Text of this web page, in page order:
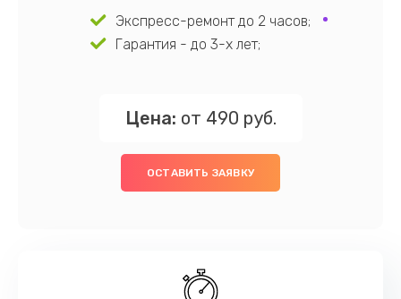
Экспресс-ремонт до 2 часов;
Гарантия - до 3-х лет;
Цена: от 490 руб.
ОСТАВИТЬ ЗАЯВКУ